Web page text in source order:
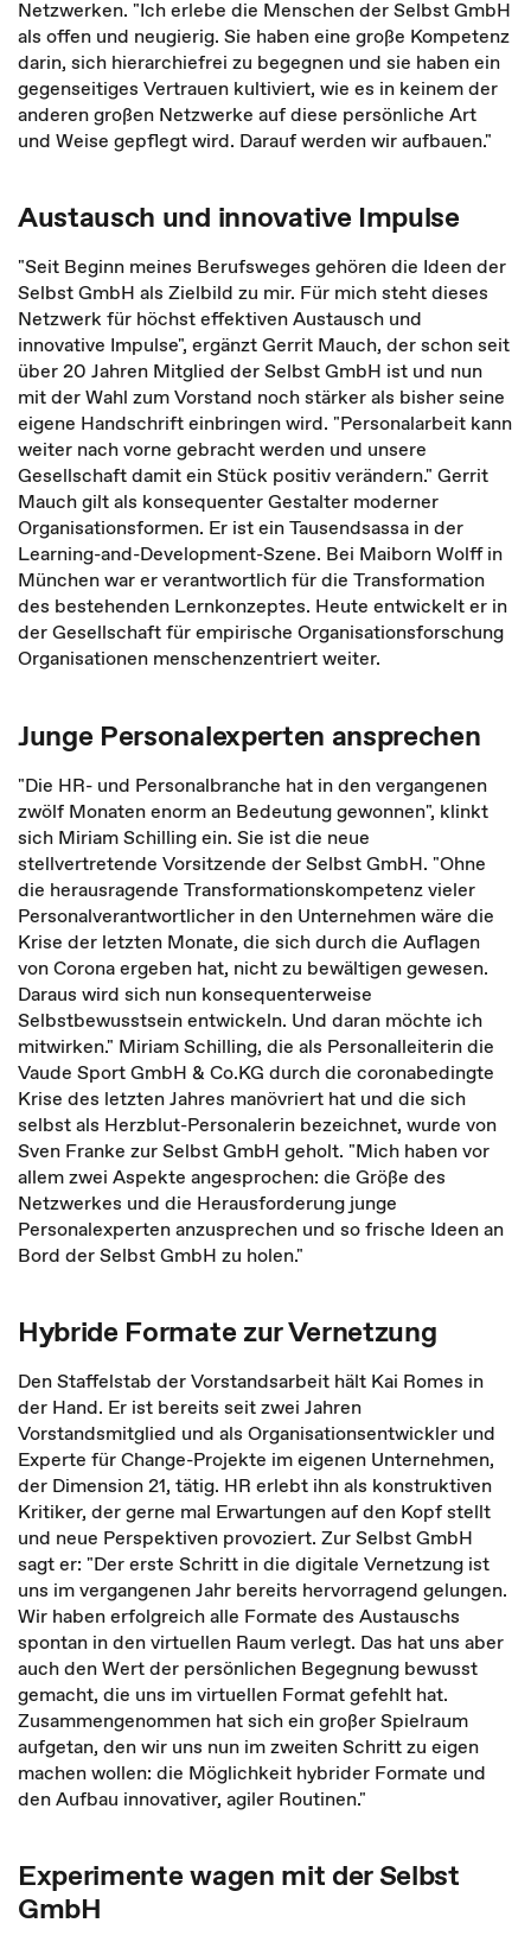
Netzwerken. "Ich erlebe die Menschen der Selbst GmbH
als offen und neugierig. Sie haben eine große Kompetenz
darin, sich hierarchiefrei zu begegnen und sie haben ein
gegenseitiges Vertrauen kultiviert, wie es in keinem der
anderen großen Netzwerke auf diese persönliche Art
und Weise gepflegt wird. Darauf werden wir aufbauen."
Austausch und innovative Impulse
"Seit Beginn meines Berufsweges gehören die Ideen der
Selbst GmbH als Zielbild zu mir. Für mich steht dieses
Netzwerk für höchst effektiven Austausch und
innovative Impulse", ergänzt Gerrit Mauch, der schon seit
über 20 Jahren Mitglied der Selbst GmbH ist und nun
mit der Wahl zum Vorstand noch stärker als bisher seine
eigene Handschrift einbringen wird. "Personalarbeit kann
weiter nach vorne gebracht werden und unsere
Gesellschaft damit ein Stück positiv verändern." Gerrit
Mauch gilt als konsequenter Gestalter moderner
Organisationsformen. Er ist ein Tausendsassa in der
Learning-and-Development-Szene. Bei Maiborn Wolff in
München war er verantwortlich für die Transformation
des bestehenden Lernkonzeptes. Heute entwickelt er in
der Gesellschaft für empirische Organisationsforschung
Organisationen menschenzentriert weiter.
Junge Personalexperten ansprechen
"Die HR- und Personalbranche hat in den vergangenen
zwölf Monaten enorm an Bedeutung gewonnen", klinkt
sich Miriam Schilling ein. Sie ist die neue
stellvertretende Vorsitzende der Selbst GmbH. "Ohne
die herausragende Transformationskompetenz vieler
Personalverantwortlicher in den Unternehmen wäre die
Krise der letzten Monate, die sich durch die Auflagen
von Corona ergeben hat, nicht zu bewältigen gewesen.
Daraus wird sich nun konsequenterweise
Selbstbewusstsein entwickeln. Und daran möchte ich
mitwirken." Miriam Schilling, die als Personalleiterin die
Vaude Sport GmbH & Co.KG durch die coronabedingte
Krise des letzten Jahres manövriert hat und die sich
selbst als Herzblut-Personalerin bezeichnet, wurde von
Sven Franke zur Selbst GmbH geholt. "Mich haben vor
allem zwei Aspekte angesprochen: die Größe des
Netzwerkes und die Herausforderung junge
Personalexperten anzusprechen und so frische Ideen an
Bord der Selbst GmbH zu holen."
Hybride Formate zur Vernetzung
Den Staffelstab der Vorstandsarbeit hält Kai Romes in
der Hand. Er ist bereits seit zwei Jahren
Vorstandsmitglied und als Organisationsentwickler und
Experte für Change-Projekte im eigenen Unternehmen,
der Dimension 21, tätig. HR erlebt ihn als konstruktiven
Kritiker, der gerne mal Erwartungen auf den Kopf stellt
und neue Perspektiven provoziert. Zur Selbst GmbH
sagt er: "Der erste Schritt in die digitale Vernetzung ist
uns im vergangenen Jahr bereits hervorragend gelungen.
Wir haben erfolgreich alle Formate des Austauschs
spontan in den virtuellen Raum verlegt. Das hat uns aber
auch den Wert der persönlichen Begegnung bewusst
gemacht, die uns im virtuellen Format gefehlt hat.
Zusammengenommen hat sich ein großer Spielraum
aufgetan, den wir uns nun im zweiten Schritt zu eigen
machen wollen: die Möglichkeit hybrider Formate und
den Aufbau innovativer, agiler Routinen."
Experimente wagen mit der Selbst
GmbH